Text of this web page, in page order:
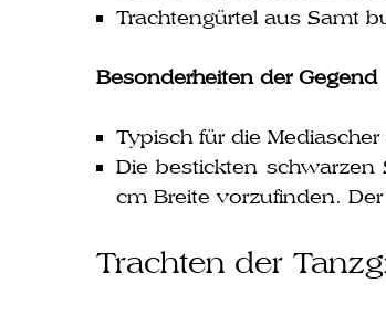
Trachtengürtel aus Samt
Besonderheiten der Gegend
Typisch für die
Die bestick­ten
cm Breite vor­zu­fin­den.
Trachten der